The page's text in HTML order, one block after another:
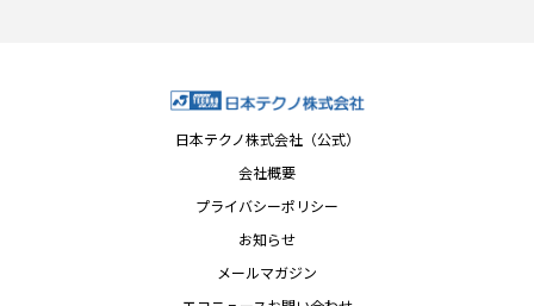
日本テクノ株式会社（公式）
会社概要
プライバシーポリシー
お知らせ
メールマガジン